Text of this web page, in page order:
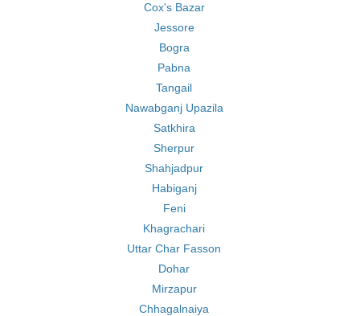
Cox's Bazar
Jessore
Bogra
Pabna
Tangail
Nawabganj Upazila
Satkhira
Sherpur
Shahjadpur
Habiganj
Feni
Khagrachari
Uttar Char Fasson
Dohar
Mirzapur
Chhagalnaiya